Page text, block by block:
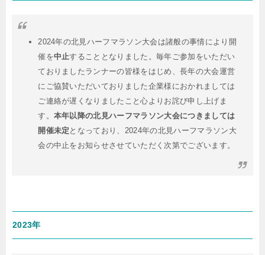
2024年の北見ハーフマラソン大会は諸般の事情により開
催を中止することとなりました。毎年ご参加をいただい
ておりましたランナーの皆様をはじめ、長年の大会運営
にご協賛いただいておりました企業様におかれましては
ご連絡が遅くなりましたこと心よりお詫び申し上げま
す。 本年以降の北見ハーフマラソン大会につきましては
開催未定 となっており、2024年の北見ハーフマラソン大
会の中止をお知らせさせていただく次第でございます。
2023年